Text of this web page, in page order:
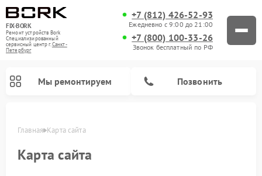
FIX-BORK
Ремонт устройств Bork
Специализированный
cервисный центр г.Санкт-
Петербург
+7 (812) 426-52-93
Ежедневно с 9:00 до 21:00
+7 (800) 100-33-26
Звонок бесплатный по РФ
Мы ремонтируем Позвонить
Главная Карта сайта
Карта сайта